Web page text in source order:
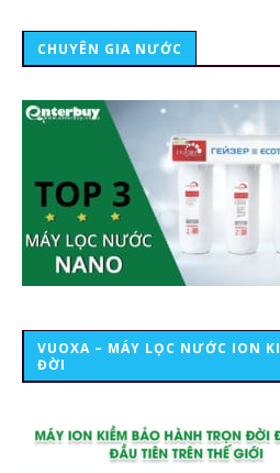
CHUYÊN GIA NƯỚC
VUOXA – MÁY LỌC NƯỚC ION
ĐỜI